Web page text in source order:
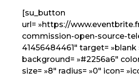
[su_button
url= »https://
commission-open-source-
41456484461″ target= »blank
background= »#2256a6″
size= »8″ radius= »0″ icon=